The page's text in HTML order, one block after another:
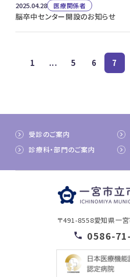
2025.04.28 医療関係者
脳卒中センター開設のお知らせ
1 ... 5 6 7
受診のご案内
診療科・部門のご案内
〒491-8558愛知県一
0586-